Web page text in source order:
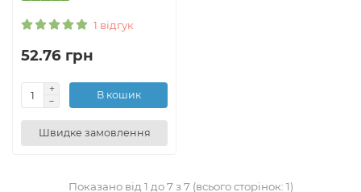
1 відгук
52.76 грн
В кошик
Швидке замовлення
Показано від 1 до 7 з 7 (всього сторінок: 1)